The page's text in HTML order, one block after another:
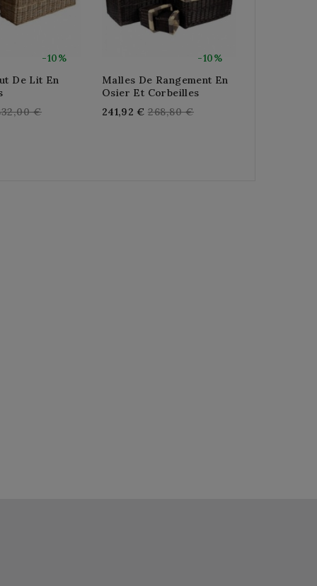
-10%
De Lit En
€
-10%
Malles De Rangement En
Osier Et Corbeilles
241,92 € Regular
268,80 €